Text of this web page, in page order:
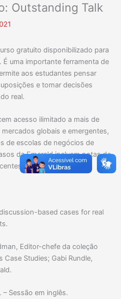
Outstanding Talk
gratuito disponibilizado para
É uma importante ferramenta de
aos estudantes pensar
e tomar decisões
real.
acesso ilimitado a mais de
globais e emergentes,
de escolas de negócios de
da Emerald incluem notas de
based cases for real
Editor-chefe da coleção
Case Studies; Gabi Rundle,
– Sessão em inglês.